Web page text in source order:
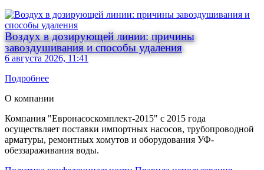
Воздух в дозирующей линии: причины
завоздушивания и способы удаления
6 августа 2026, 11:41
Подробнее
О компании
Компания "Евронасоскомплект-2015" с 2015 года
осуществляет поставки импортных насосов, трубопроводной
арматуры, ремонтных хомутов и оборудования УФ-
обеззараживания воды.